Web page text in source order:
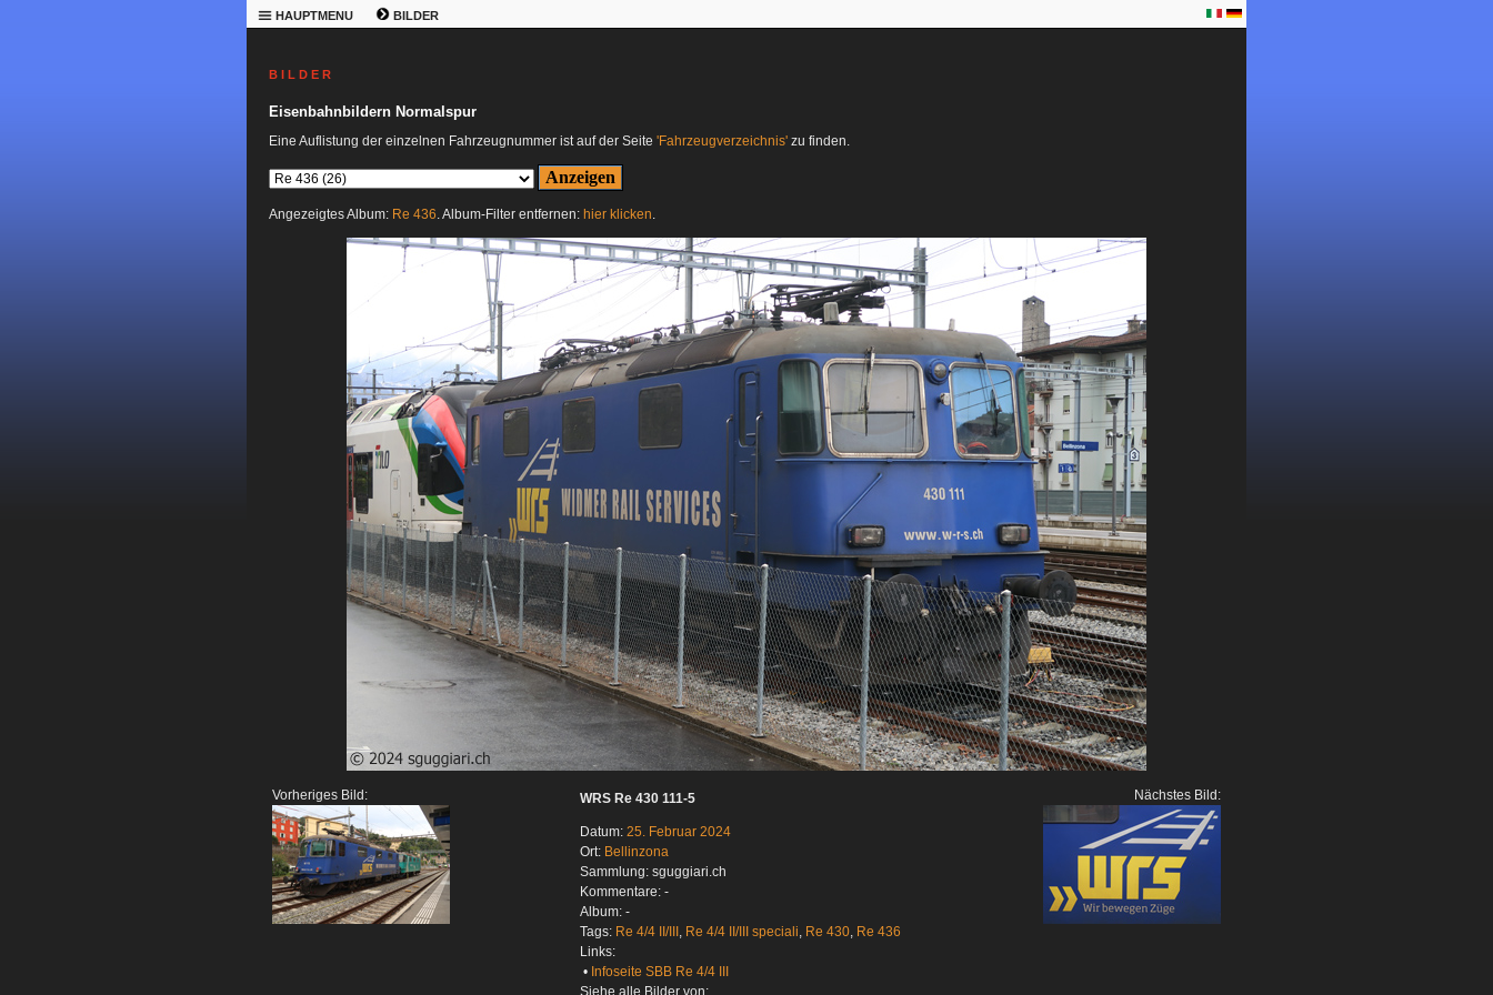
HAUPTMENU BILDER
B I L D E R
Eisenbahnbildern Normalspur
Eine Auflistung der einzelnen Fahrzeugnummer ist auf der Seite 'Fahrzeugverzeichnis' zu finden.
Angezeigtes Album: Re 436. Album-Filter entfernen: hier klicken.
Vorheriges Bild: WRS Re 430 111-5
Datum: 25. Februar 2024
Ort: Bellinzona
Sammlung: sguggiari.ch
Kommentare: -
Album: -
Tags: Re 4/4 II/III , Re 4/4 II/III speciali, Re 430, Re 436
Links:
• Infoseite SBB Re 4/4 III
Nächstes Bild: